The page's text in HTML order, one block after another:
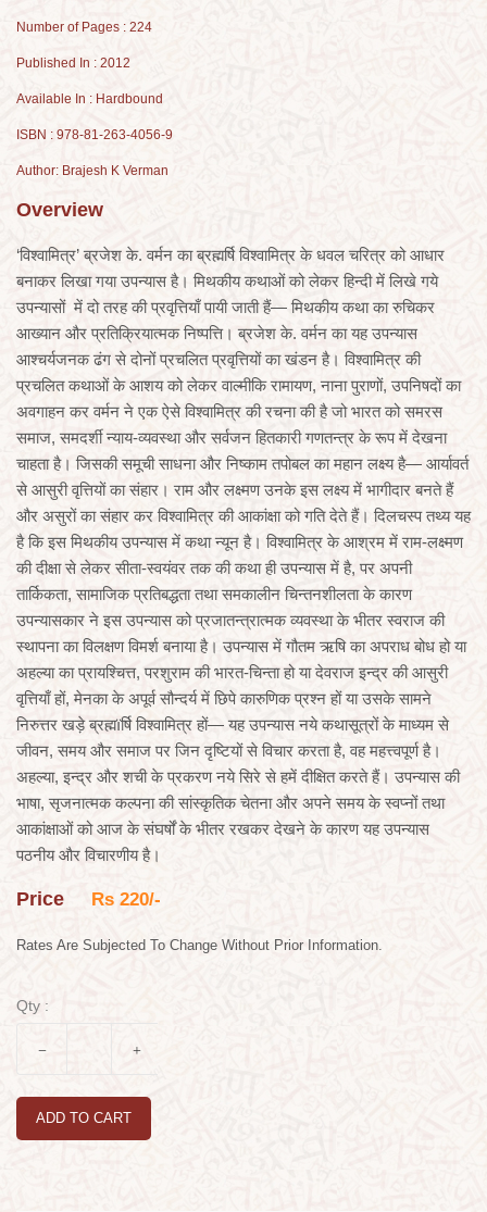
Number of Pages : 224
Published In : 2012
Available In : Hardbound
ISBN : 978-81-263-4056-9
Author: Brajesh K Verman
Overview
‘विश्वामित्र’ ब्रजेश के. वर्मन का ब्रह्मर्षि विश्वामित्र के धवल चरित्र को आधार
बनाकर लिखा गया उपन्यास है। मिथकीय कथाओं को लेकर हिन्दी में लिखे गये
उपन्यासों में दो तरह की प्रवृत्तियाँ पायी जाती हैं— मिथकीय कथा का रुचिकर
आख्यान और प्रतिक्रियात्मक निष्पत्ति। ब्रजेश के. वर्मन का यह उपन्यास
आश्चर्यजनक ढंग से दोनों प्रचलित प्रवृत्तियों का खंडन है। विश्वामित्र की
प्रचलित कथाओं के आशय को लेकर वाल्मीकि रामायण, नाना पुराणों, उपनिषदों का
अवगाहन कर वर्मन ने एक ऐसे विश्वामित्र की रचना की है जो भारत को समरस
समाज, समदर्शी न्याय-व्यवस्था और सर्वजन हितकारी गणतन्त्र के रूप में देखना
चाहता है। जिसकी समूची साधना और निष्काम तपोबल का महान लक्ष्य है— आर्यावर्त
से आसुरी वृत्तियों का संहार। राम और लक्ष्मण उनके इस लक्ष्य में भागीदार बनते हैं
और असुरों का संहार कर विश्वामित्र की आकांक्षा को गति देते हैं। दिलचस्प तथ्य यह
है कि इस मिथकीय उपन्यास में कथा न्यून है। विश्वामित्र के आश्रम में राम-लक्ष्मण
की दीक्षा से लेकर सीता-स्वयंवर तक की कथा ही उपन्यास में है, पर अपनी
तार्किकता, सामाजिक प्रतिबद्धता तथा समकालीन चिन्तनशीलता के कारण
उपन्यासकार ने इस उपन्यास को प्रजातन्त्रात्मक व्यवस्था के भीतर स्वराज की
स्थापना का विलक्षण विमर्श बनाया है। उपन्यास में गौतम ऋषि का अपराध बोध हो या
अहल्या का प्रायश्चित्त, परशुराम की भारत-चिन्ता हो या देवराज इन्द्र की आसुरी
वृत्तियाँ हों, मेनका के अपूर्व सौन्दर्य में छिपे कारुणिक प्रश्न हों या उसके सामने
निरुत्तर खड़े ब्रह्मïर्षि विश्वामित्र हों— यह उपन्यास नये कथासूत्रों के माध्यम से
जीवन, समय और समाज पर जिन दृष्टियों से विचार करता है, वह महत्त्वपूर्ण है।
अहल्या, इन्द्र और शची के प्रकरण नये सिरे से हमें दीक्षित करते हैं। उपन्यास की
भाषा, सृजनात्मक कल्पना की सांस्कृतिक चेतना और अपने समय के स्वप्नों तथा
आकांक्षाओं को आज के संघर्षों के भीतर रखकर देखने के कारण यह उपन्यास
पठनीय और विचारणीय है।
Price Rs 220/-
Rates Are Subjected To Change Without Prior Information.
Qty :
ADD TO CART